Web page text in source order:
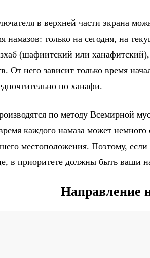
в верхней части экрана
намазов: только на сегодня, на
(шафиитский или ханафитский),
От него зависит только время
по ханафи.
по методу Всемирной
каждого намаза может немного
местоположения. Поэтому,
в приоритете должны быть ваши
Направление